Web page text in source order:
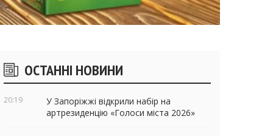
Бічні
віджети
ОСТАННІ НОВИНИ
20:19
У Запоріжжі відкрили набір на
артрезиденцію «Голоси міста 2026»